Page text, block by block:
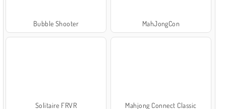
Bubble Shooter MahJongCon
Solitaire FRVR Mahjong Connect Classic